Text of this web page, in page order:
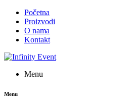
Početna
Proizvodi
O nama
Kontakt
Menu
Menu